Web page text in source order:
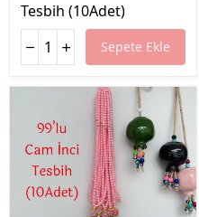
Tesbih (10Adet)
Sepete Ekle